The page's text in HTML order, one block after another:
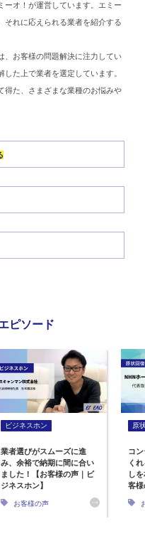
ーオ！が運営しています。エミー
それに応えられる業者を紹介する
、お客様の問題解決に注力してい
た上で業者を選定しています。
得た、さまざまな業種のお悩みや
ピソード
ビジネスホン
業者選びがスムーズに進
み、余裕で納期に間に合い
ました！【お客様の声｜ビ
ジネスホン】
お客様の声
原
コ
く
し
客